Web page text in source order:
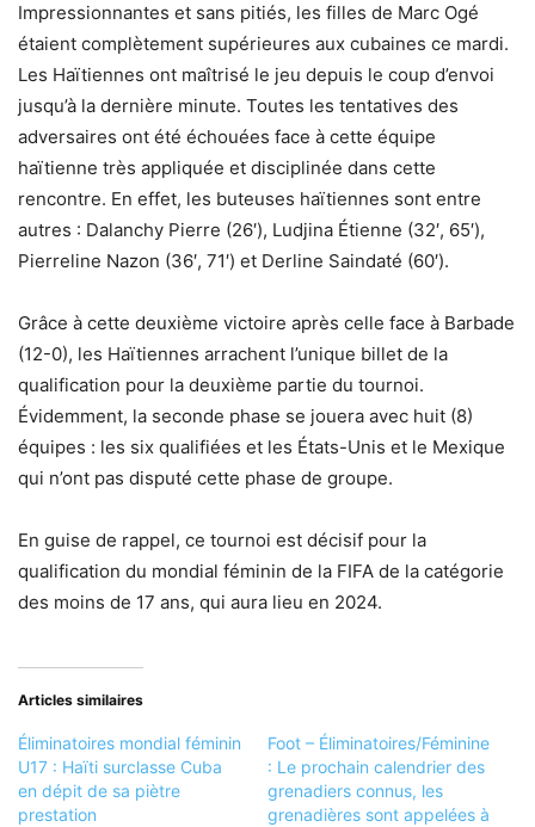
Impressionnantes et sans pitiés, les filles de Marc Ogé
étaient complètement supérieures aux cubaines ce mardi.
Les Haïtiennes ont maîtrisé le jeu depuis le coup d’envoi
jusqu’à la dernière minute. Toutes les tentatives des
adversaires ont été échouées face à cette équipe
haïtienne très appliquée et disciplinée dans cette
rencontre. En effet, les buteuses haïtiennes sont entre
autres : Dalanchy Pierre (26′), Ludjina Étienne (32′, 65′),
Pierreline Nazon (36′, 71′) et Derline Saindaté (60′).
Grâce à cette deuxième victoire après celle face à Barbade
(12-0), les Haïtiennes arrachent l’unique billet de la
qualification pour la deuxième partie du tournoi.
Évidemment, la seconde phase se jouera avec huit (8)
équipes : les six qualifiées et les États-Unis et le Mexique
qui n’ont pas disputé cette phase de groupe.
En guise de rappel, ce tournoi est décisif pour la
qualification du mondial féminin de la FIFA de la catégorie
des moins de 17 ans, qui aura lieu en 2024.
Articles similaires
Éliminatoires mondial féminin
U17 : Haïti surclasse Cuba
en dépit de sa piètre
prestation
Foot – Éliminatoires/Féminine
: Le prochain calendrier des
grenadiers connus, les
grenadières sont appelées à